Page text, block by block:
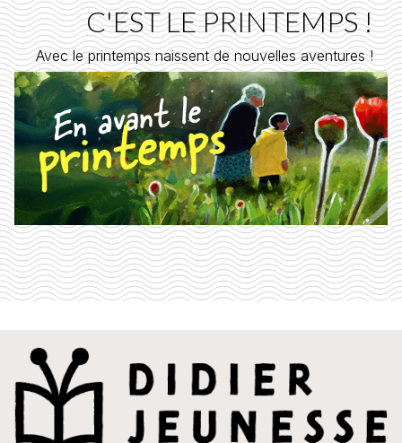
C'EST LE PRINTEMPS !
Avec le printemps naissent de nouvelles aventures !